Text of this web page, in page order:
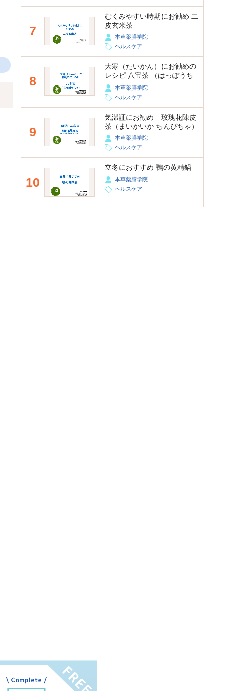
7
むくみやすい時期にお勧め 二
皮玄米茶
本草薬膳学院
ヘルスケア
8
大寒（たいかん）にお勧めの
レシピ 八宝茶 （はっぽうち
ゃ）本草薬膳学院
ヘルスケア
9
気滞証にお勧め 玫瑰花陳皮
茶（まいかいか ちんぴちゃ）
本草薬膳学院
ヘルスケア
10
立冬におすすめ 鴨の黄精鍋
本草薬膳学院
ヘルスケア